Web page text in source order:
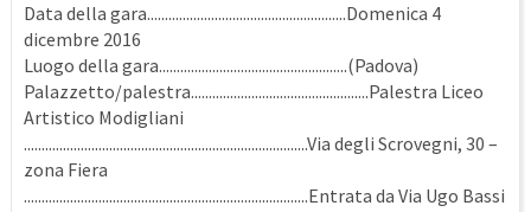
Data della gara........................................................Domenica 4
dicembre 2016
Luogo della gara.....................................................(Padova)
Palazzetto/palestra..................................................Palestra Liceo
Artistico Modigliani
................................................................................Via degli Scrovegni, 30 –
zona Fiera
................................................................................Entrata da Via Ugo Bassi